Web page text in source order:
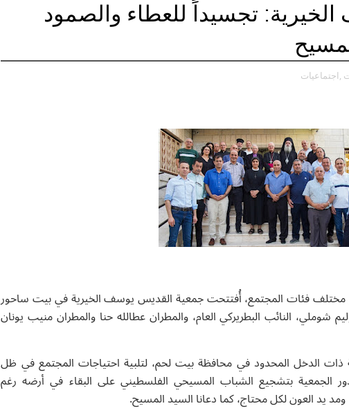
تجسيداً للعطاء والصمود
,اجتماعيات
فئات المجتمع، أُفتتحت جمعية القديس يوسف الخيرية في بيت ساحور
المطران وليم شوملي، النائب البطريركي العام، والمطران عطالله حنا والمطران منيب يونان
ذات الدخل المحدود في محافظة بيت لحم، لتلبية احتياجات المجتمع في ظل
دور الجمعية بتشجيع الشباب المسيحي الفلسطيني على البقاء في أرضه رغم
يد العون لكل محتاج، كما دعانا السيد المسيح.